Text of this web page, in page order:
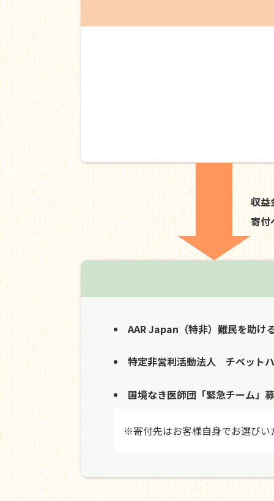
収益
寄付
AAR Japan（特非）難民を助け
特定非営利活動法人 チベット
国境なき医師団「緊急チーム」
※寄付先はお客様自身でお選びい